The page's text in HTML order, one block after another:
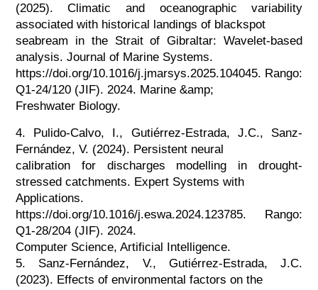
(2025). Climatic and oceanographic variability
associated with historical landings of blackspot
seabream in the Strait of Gibraltar: Wavelet-based
analysis. Journal of Marine Systems.
https://doi.org/10.1016/j.jmarsys.2025.104045. Rango:
Q1-24/120 (JIF). 2024. Marine &amp;
Freshwater Biology.
4. Pulido-Calvo, I., Gutiérrez-Estrada, J.C., Sanz-
Fernández, V. (2024). Persistent neural
calibration for discharges modelling in drought-
stressed catchments. Expert Systems with
Applications.
https://doi.org/10.1016/j.eswa.2024.123785. Rango:
Q1-28/204 (JIF). 2024.
Computer Science, Artificial Intelligence.
5. Sanz-Fernández, V., Gutiérrez-Estrada, J.C.
(2023). Effects of environmental factors on the